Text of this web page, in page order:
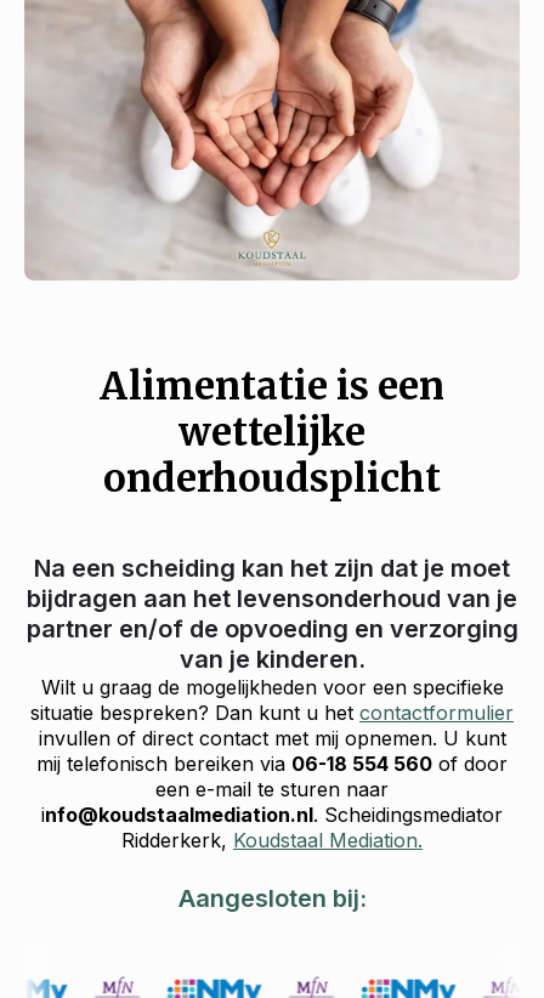
Alimentatie is een
wettelijke
onderhoudsplicht
Na een scheiding kan het zijn dat je moet
bijdragen aan het levensonderhoud van je
partner en/of de opvoeding en verzorging
van je kinderen.
Wilt u graag de mogelijkheden voor een specifieke
situatie bespreken? Dan kunt u het contactformulier
invullen of direct contact met mij opnemen. U kunt
mij telefonisch bereiken via 06-18 554 560 of door
een e-mail te sturen naar
info@koudstaalmediation.nl. Scheidingsmediator
Ridderkerk, Koudstaal Mediation.
Aangesloten bij: